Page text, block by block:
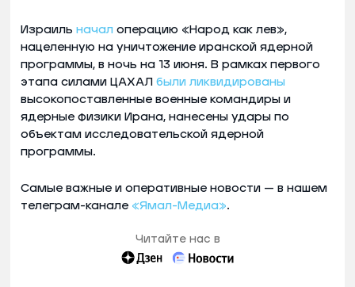
Израиль начал операцию «Народ как лев»,
нацеленную на уничтожение иранской ядерной
программы, в ночь на 13 июня. В рамках первого
этапа силами ЦАХАЛ были ликвидированы
высокопоставленные военные командиры и
ядерные физики Ирана, нанесены удары по
объектам исследовательской ядерной
программы.
Самые важные и оперативные новости — в нашем
телеграм-канале «Ямал-Медиа».
Читайте нас в